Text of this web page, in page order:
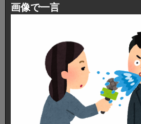
画像で一言